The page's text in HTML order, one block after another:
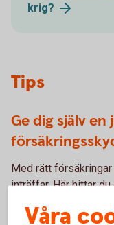
krig?
Tips
Ge dig själv
Med rätt
inträffar. Här hittar
Våra